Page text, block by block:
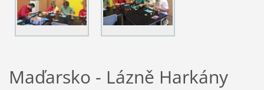
Maďarsko - Lázně Harkány